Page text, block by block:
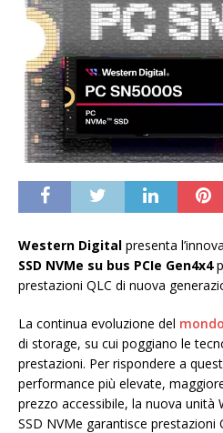
Western Digital presenta
SSD NVMe su bus PCIe Gen4x4
prestazioni QLC di nuova
La continua evoluzione del
di storage, su cui poggiano le
prestazioni. Per rispondere a
performance più elevate,
prezzo accessibile, la nuova unità
SSD NVMe garantisce prestazioni